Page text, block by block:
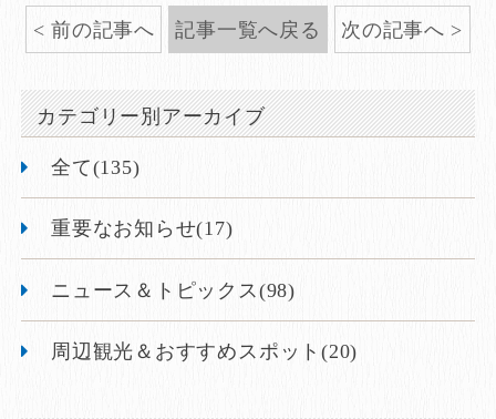
前の記事へ 記事一覧へ戻る 次の記事へ
カテゴリー別アーカイブ
全て(135)
重要なお知らせ(17)
ニュース＆トピックス(98)
周辺観光＆おすすめスポット(20)